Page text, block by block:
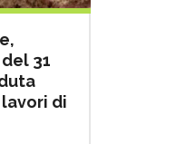
31
di